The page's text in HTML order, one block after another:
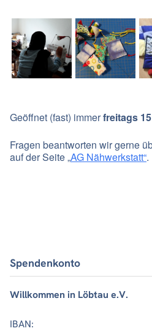
Geöffnet (fast) immerfreitags
Fragen beantworten wir gerne
auf der Seite „AG Nähwerkstatt“.
Spendenkonto
Willkommen in Löbtau e.V.
IBAN: